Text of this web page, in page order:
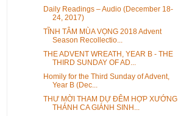
Daily Readings – Audio (December 18-
24, 2017)
TĨNH TÂM MÙA VỌNG 2018 Advent
Season Recollectio...
THE ADVENT WREATH, YEAR B - THE
THIRD SUNDAY OF AD...
Homily for the Third Sunday of Advent,
Year B (Dec...
THƯ MỜI THAM DỰ ĐÊM HỢP XƯỚNG
THÁNH CA GIÁNH SINH...